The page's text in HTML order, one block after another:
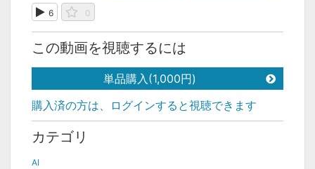
6 0
この動画を視聴するには
単品購入(1,000円)
購入済の方は、ログインすると視聴できます
カテゴリ
AI